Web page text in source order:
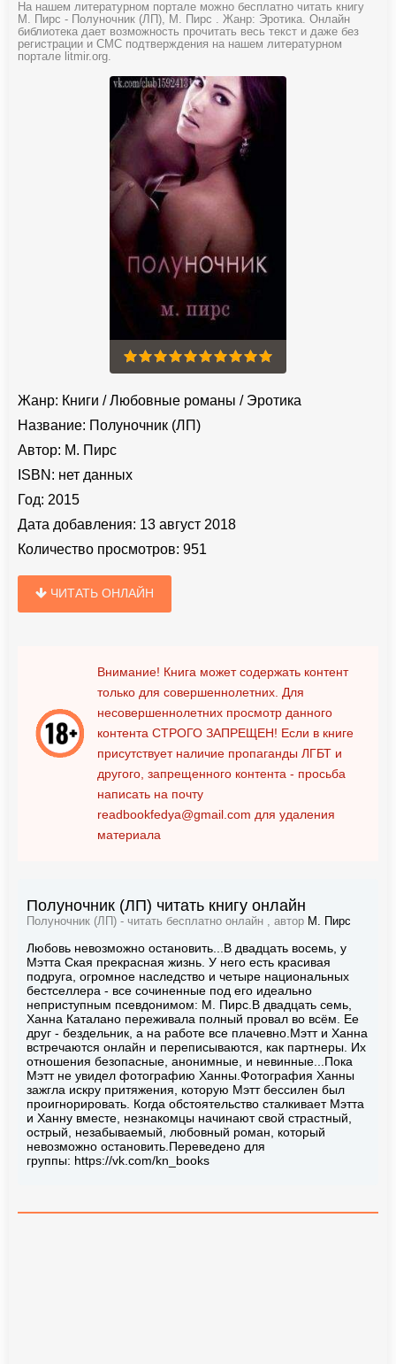
На нашем литературном портале можно бесплатно читать книгу
М. Пирс - Полуночник (ЛП), М. Пирс . Жанр: Эротика. Онлайн
библиотека дает возможность прочитать весь текст и даже без
регистрации и СМС подтверждения на нашем литературном
портале litmir.org.
Жанр: Книги /Любовные романы / Эротика
Название: Полуночник (ЛП)
Автор: М. Пирс
ISBN: нет данных
Год: 2015
Дата добавления: 13 август 2018
Количество просмотров: 951
ЧИТАТЬ ОНЛАЙН
Внимание! Книга может содержать контент
только для совершеннолетних. Для
несовершеннолетних просмотр данного
контента СТРОГО ЗАПРЕЩЕН! Если в книге
присутствует наличие пропаганды ЛГБТ и
другого, запрещенного контента - просьба
написать на почту
readbookfedya@gmail.com для удаления
материала
Полуночник (ЛП) читать книгу онлайн
Полуночник (ЛП) - читать бесплатно онлайн , автор М. Пирс
Любовь невозможно остановить...В двадцать восемь, у
Мэтта Ская прекрасная жизнь. У него есть красивая
подруга, огромное наследство и четыре национальных
бестселлера - все сочиненные под его идеально
неприступным псевдонимом: М. Пирс.В двадцать семь,
Ханна Каталано переживала полный провал во всём. Ее
друг - бездельник, а на работе все плачевно.Мэтт и Ханна
встречаются онлайн и переписываются, как партнеры. Их
отношения безопасные, анонимные, и невинные...Пока
Мэтт не увидел фотографию Ханны.Фотография Ханны
зажгла искру притяжения, которую Мэтт бессилен был
проигнорировать. Когда обстоятельство сталкивает Мэтта
и Ханну вместе, незнакомцы начинают свой страстный,
острый, незабываемый, любовный роман, который
невозможно остановить.Переведено для
группы: https://vk.com/kn_books